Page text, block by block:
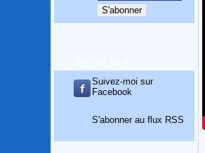
Suivez-moi sur
Facebook
S'abonner au flux RSS